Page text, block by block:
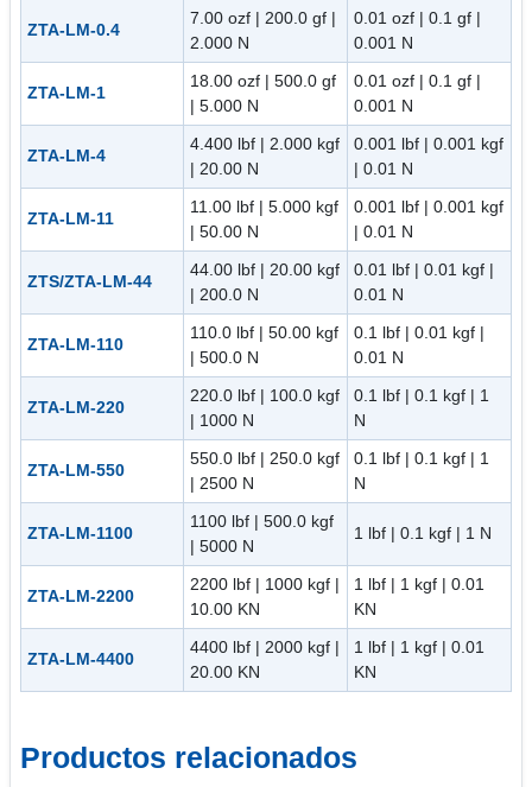
ZTA-LM-0.4
7.00 ozf | 200.0 gf |
2.000 N
0.01 ozf | 0.1 gf |
0.001 N
ZTA-LM-1
18.00 ozf | 500.0 gf
| 5.000 N
0.01 ozf | 0.1 gf |
0.001 N
ZTA-LM-4
4.400 lbf | 2.000 kgf
| 20.00 N
0.001 lbf | 0.001 kgf
| 0.01 N
ZTA-LM-11
11.00 lbf | 5.000 kgf
| 50.00 N
0.001 lbf | 0.001 kgf
| 0.01 N
ZTS/ZTA-LM-44
44.00 lbf | 20.00 kgf
| 200.0 N
0.01 lbf | 0.01 kgf |
0.01 N
ZTA-LM-110
110.0 lbf | 50.00 kgf
| 500.0 N
0.1 lbf | 0.01 kgf |
0.01 N
ZTA-LM-220
220.0 lbf | 100.0 kgf
| 1000 N
0.1 lbf | 0.1 kgf | 1
N
ZTA-LM-550
550.0 lbf | 250.0 kgf
| 2500 N
0.1 lbf | 0.1 kgf | 1
N
ZTA-LM-1100
1100 lbf | 500.0 kgf
| 5000 N
1 lbf | 0.1 kgf | 1 N
ZTA-LM-2200
2200 lbf | 1000 kgf |
10.00 KN
1 lbf | 1 kgf | 0.01
KN
ZTA-LM-4400
4400 lbf | 2000 kgf |
20.00 KN
1 lbf | 1 kgf | 0.01
KN
Productos relacionados